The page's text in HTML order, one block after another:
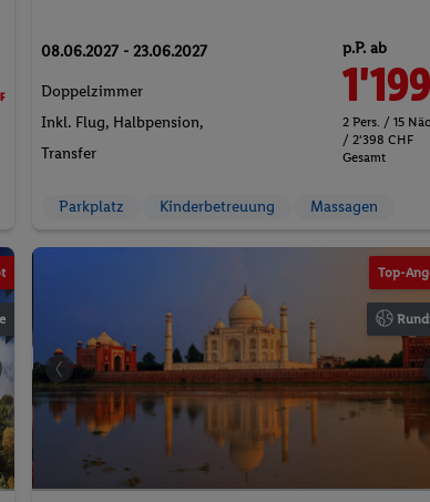
08.06.2027 - 23.06.2027
Doppelzimmer
Inkl. Flug, Halbpension,
Transfer
p.P. ab
1'199
2 Pers. / 15
/ 2'398 CHF
Gesamt
Parkplatz Kinderbetreuung Massagen
Top-